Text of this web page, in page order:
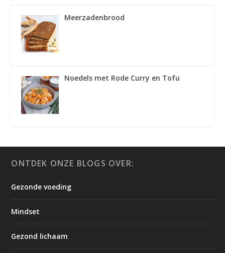
Meerzadenbrood
Noedels met Rode Curry en Tofu
ONTDEK ONZE BLOGS OVER:
Gezonde voeding
Mindset
Gezond lichaam